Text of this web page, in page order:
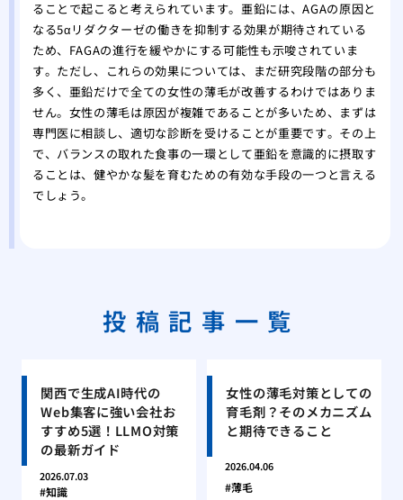
ることで起こると考えられています。亜鉛には、AGAの原因と
なる5αリダクターゼの働きを抑制する効果が期待されている
ため、FAGAの進行を緩やかにする可能性も示唆されていま
す。ただし、これらの効果については、まだ研究段階の部分も
多く、亜鉛だけで全ての女性の薄毛が改善するわけではありま
せん。女性の薄毛は原因が複雑であることが多いため、まずは
専門医に相談し、適切な診断を受けることが重要です。その上
で、バランスの取れた食事の一環として亜鉛を意識的に摂取す
ることは、健やかな髪を育むための有効な手段の一つと言える
でしょう。
投稿記事一覧
関西で生成AI時代の
Web集客に強い会社お
すすめ5選！LLMO対策
の最新ガイド
2026.07.03
知識
女性の薄毛対策としての
育毛剤？そのメカニズム
と期待できること
2026.04.06
薄毛